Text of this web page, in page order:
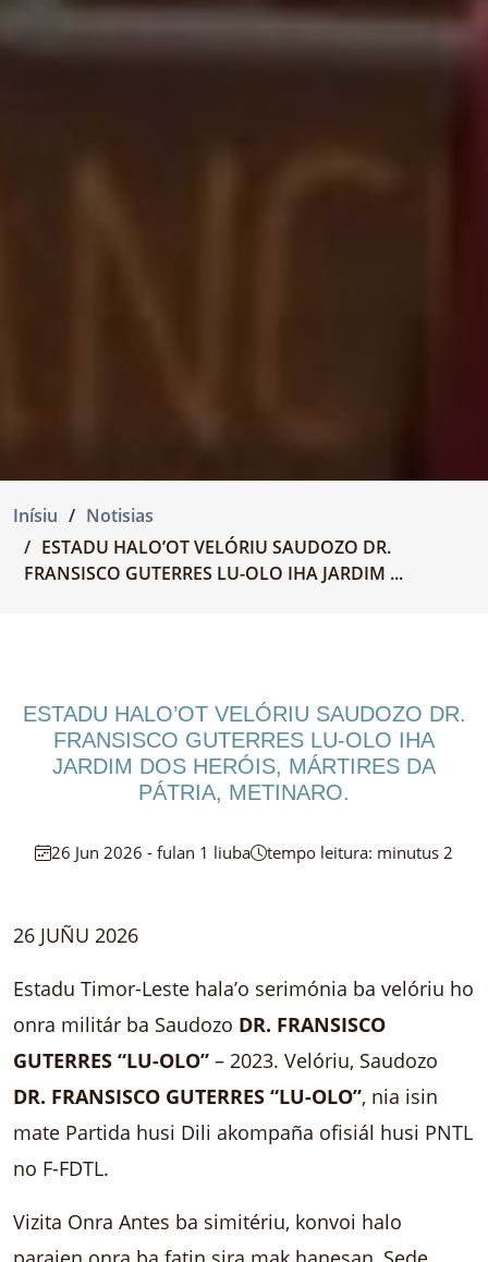
Inísiu
Notisias
ESTADU HALO’OT VELÓRIU SAUDOZO DR.
FRANSISCO GUTERRES LU-OLO IHA JARDIM ...
ESTADU HALO’OT VELÓRIU SAUDOZO DR.
FRANSISCO GUTERRES LU-OLO IHA
JARDIM DOS HERÓIS, MÁRTIRES DA
PÁTRIA, METINARO.
26 Jun 2026 - fulan 1 liuba tempo leitura: minutus 2
26 JUÑU 2026
Estadu Timor-Leste hala’o serimónia ba velóriu ho
onra militár ba Saudozo DR. FRANSISCO
GUTERRES “LU-OLO” – 2023. Velóriu, Saudozo
DR. FRANSISCO GUTERRES “LU-OLO”, nia isin
mate Partida husi Dili akompaña ofisiál husi PNTL
no F-FDTL.
Vizita Onra Antes ba simitériu, konvoi halo